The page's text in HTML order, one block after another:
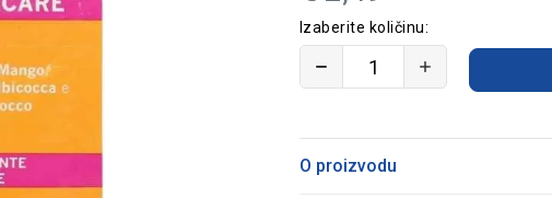
Izaberite količinu:
O proizvodu